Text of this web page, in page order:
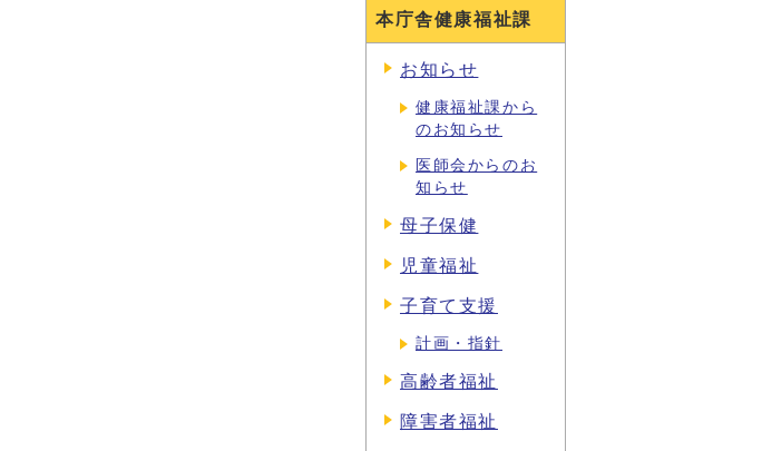
本庁舎健康福祉課
お知らせ
健康福祉課から
のお知らせ
医師会からのお
知らせ
母子保健
児童福祉
子育て支援
計画・指針
高齢者福祉
障害者福祉